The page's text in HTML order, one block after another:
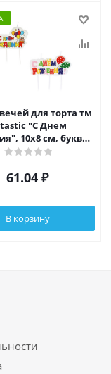
для торта тм
"С Днем
10х8 см, буквы,
2 дизайна
61.04 ₽
В корзину